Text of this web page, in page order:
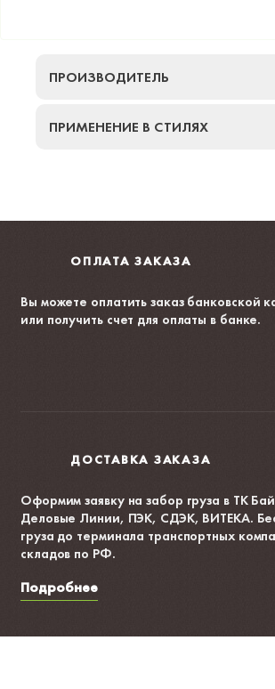
ПРОИЗВОДИТЕЛЬ
ПРИМЕНЕНИЕ В СТИЛЯХ
ОПЛАТА ЗАКАЗА
Вы можете оплатить заказ банковской
или получить счет для оплаты в банке.
ДОСТАВКА ЗАКАЗА
Оформим заявку на забор груза в ТК
Деловые Линии, ПЭК, СДЭК, ВИТЕКА.
груза до терминала транспортных
складов по РФ.
Подробнее